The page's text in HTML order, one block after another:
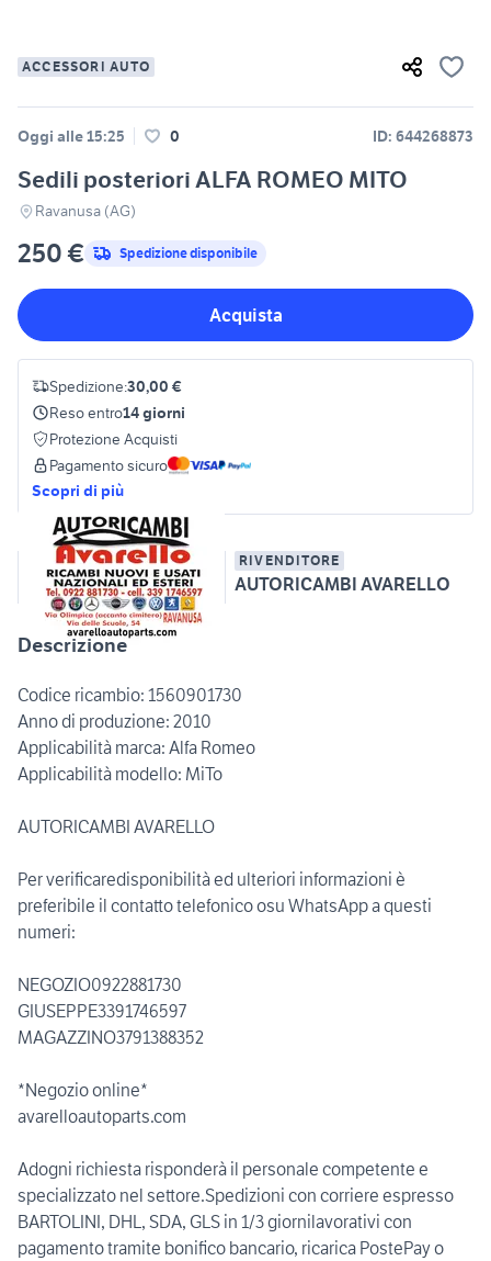
ACCESSORI AUTO
Oggi alle 15:25 0 ID: 644268873
Sedili posteriori ALFA ROMEO MITO
Ravanusa (AG)
250 € Spedizione disponibile
Acquista
Spedizione:30,00 €
Reso entro14 giorni
Protezione Acquisti
Pagamento sicuro
Scopri di più
RIVENDITORE
AUTORICAMBI AVARELLO
Descrizione
Codice ricambio: 1560901730
Anno di produzione: 2010
Applicabilità marca: Alfa Romeo
Applicabilità modello: MiTo
AUTORICAMBI AVARELLO
Per verificaredisponibilità ed ulteriori informazioni è
preferibile il contatto telefonico osu WhatsApp a questi
numeri:
NEGOZIO0922881730
GIUSEPPE3391746597
MAGAZZINO3791388352
*Negozio online*
avarelloautoparts.com
Adogni richiesta risponderà il personale competente e
specializzato nel settore.Spedizioni con corriere espresso
BARTOLINI, DHL, SDA, GLS in 1/3 giornilavorativi con
pagamento tramite bonifico bancario, ricarica PostePay o